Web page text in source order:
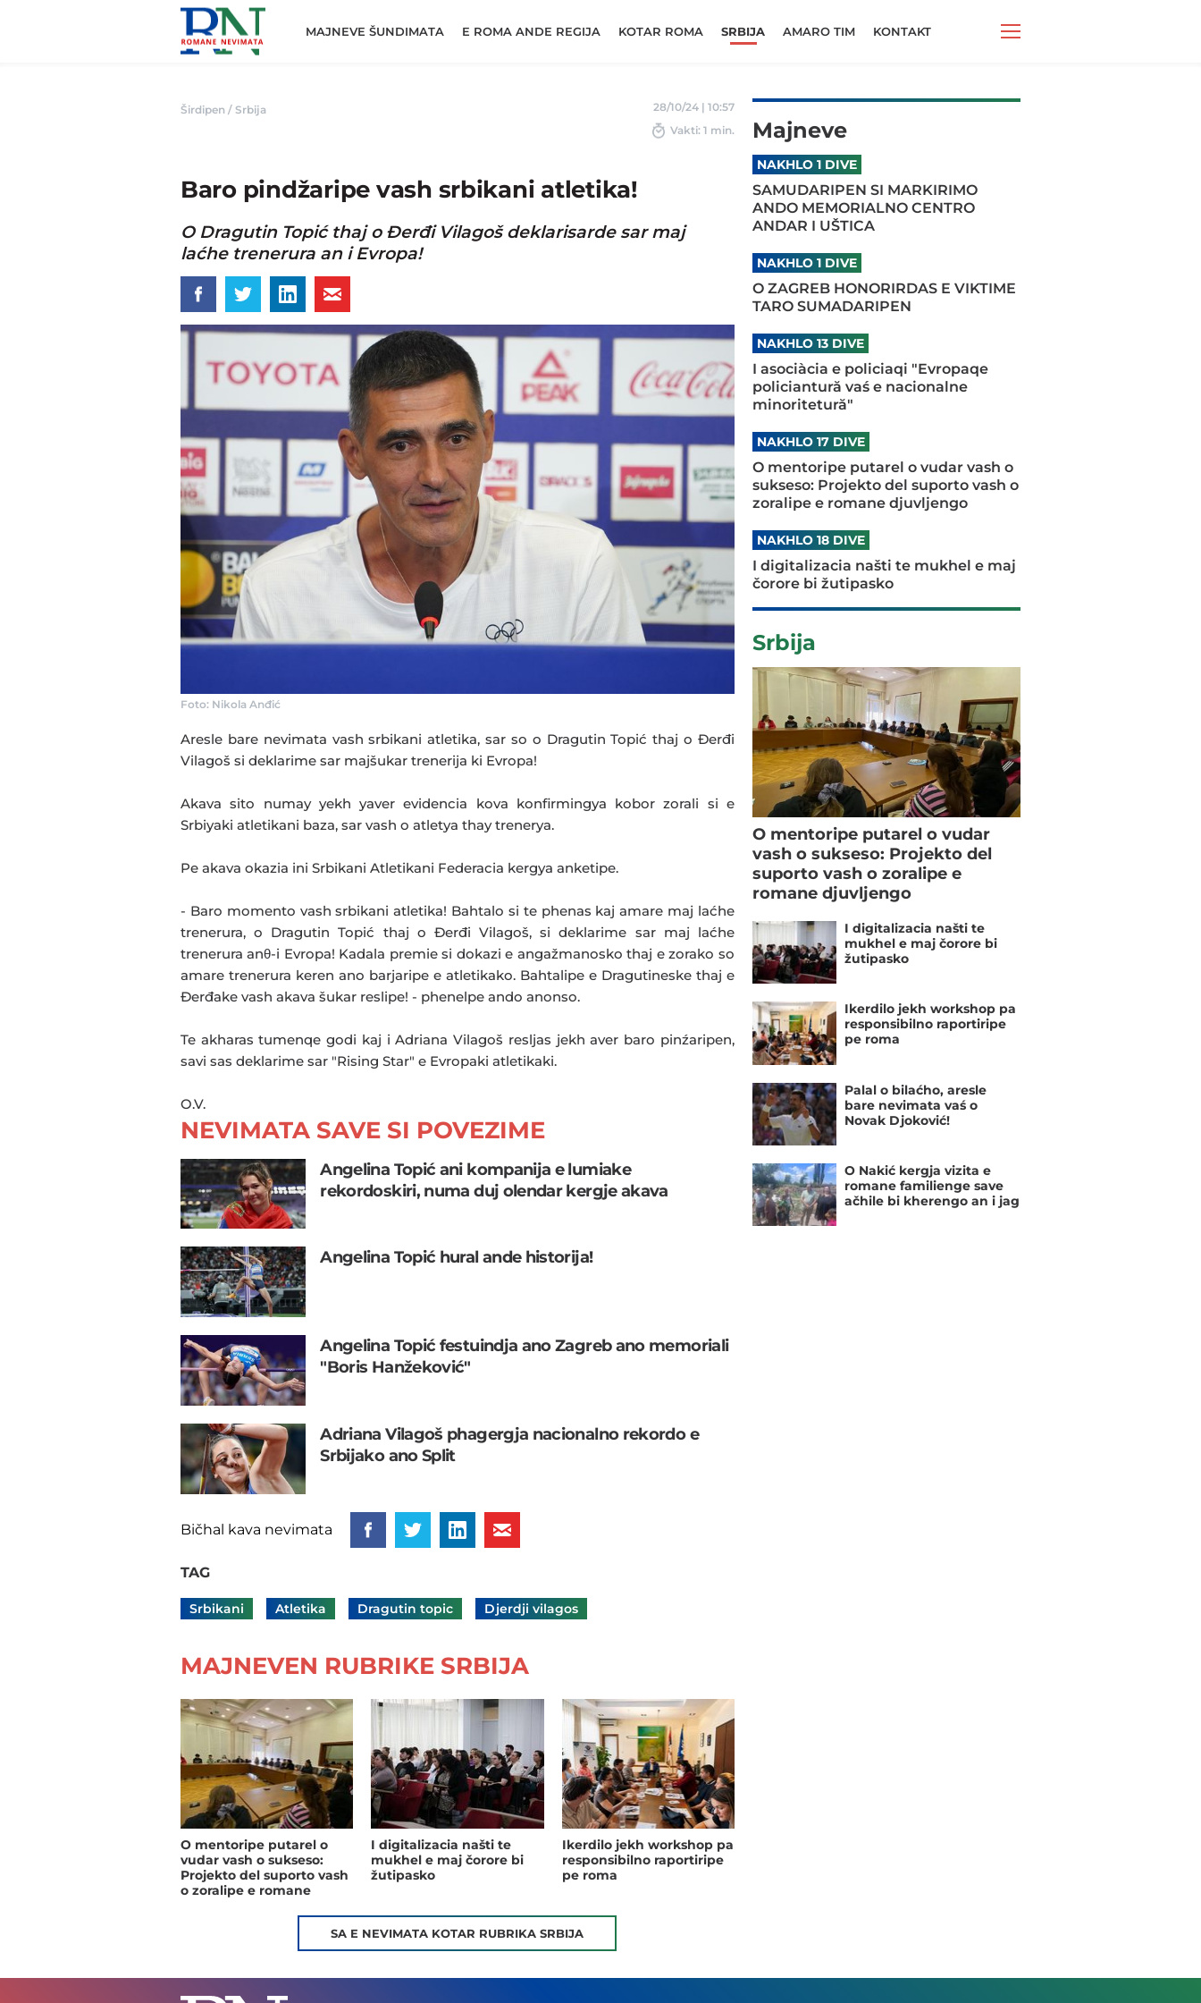
Romane
Nemivata
MAJNEVE ŠUNDIMATA E ROMA ANDE REGIJA KOTAR ROMA SRBIJA AMARO TIM KONTAKT
Širdipen / Srbija
28/10/24 | 10:57
Vakti: 1 min.
Baro pindžaripe vash srbikani atletika!
O Dragutin Topić thaj o Đerđi Vilagoš deklarisarde sar maj
laćhe trenerura an i Evropa!
Foto: Nikola Anđić
Aresle bare nevimata vash srbikani atletika, sar so o Dragutin Topić thaj o Đerđi
Vilagoš si deklarime sar majšukar trenerija ki Evropa!
Akava sito numay yekh yaver evidencia kova konfirmingya kobor zorali si e
Srbiyaki atletikani baza, sar vash o atletya thay trenerya.
Pe akava okazia ini Srbikani Atletikani Federacia kergya anketipe.
- Baro momento vash srbikani atletika! Bahtalo si te phenas kaj amare maj laćhe
trenerura, o Dragutin Topić thaj o Đerđi Vilagoš, si deklarime sar maj laćhe
trenerura anθ-i Evropa! Kadala premie si dokazi e angažmanosko thaj e zorako so
amare trenerura keren ano barjaripe e atletikako. Bahtalipe e Dragutineske thaj e
Đerđake vash akava šukar reslipe! - phenelpe ando anonso.
Te akharas tumenqe godi kaj i Adriana Vilagoš resljas jekh aver baro pinźaripen,
savi sas deklarime sar "Rising Star" e Evropaki atletikaki.
O.V.
NEVIMATA SAVE SI POVEZIME
Angelina Topić ani kompanija e lumiake
rekordoskiri, numa duj olendar kergje akava
Angelina Topić hural ande historija!
Angelina Topić festuindja ano Zagreb ano memoriali
"Boris Hanžeković"
Adriana Vilagoš phagergja nacionalno rekordo e
Srbijako ano Split
Bičhal kava nevimata
TAG
Srbikani Atletika Dragutin topic Djerdji vilagos
MAJNEVEN RUBRIKE SRBIJA
O mentoripe putarel o
vudar vash o sukseso:
Projekto del suporto vash
o zoralipe e romane
I digitalizacia našti te
mukhel e maj čorore bi
žutipasko
Ikerdilo jekh workshop pa
responsibilno raportiripe
pe roma
SA E NEVIMATA KOTAR RUBRIKA SRBIJA
Majneve
NAKHLO 1 DIVE
SAMUDARIPEN SI MARKIRIMO
ANDO MEMORIALNO CENTRO
ANDAR I UŠTICA
NAKHLO 1 DIVE
O ZAGREB HONORIRDAS E VIKTIME
TARO SUMADARIPEN
NAKHLO 13 DIVE
I asociàcia e policiaqi "Evropaqe
policiantură vaś e nacionalne
minoritetură"
NAKHLO 17 DIVE
O mentoripe putarel o vudar vash o
sukseso: Projekto del suporto vash o
zoralipe e romane djuvljengo
NAKHLO 18 DIVE
I digitalizacia našti te mukhel e maj
čorore bi žutipasko
Srbija
O mentoripe putarel o vudar
vash o sukseso: Projekto del
suporto vash o zoralipe e
romane djuvljengo
I digitalizacia našti te
mukhel e maj čorore bi
žutipasko
Ikerdilo jekh workshop pa
responsibilno raportiripe
pe roma
Palal o bilaćho, aresle
bare nevimata vaś o
Novak Djoković!
O Nakić kergja vizita e
romane familienge save
ačhile bi kherengo an i jag